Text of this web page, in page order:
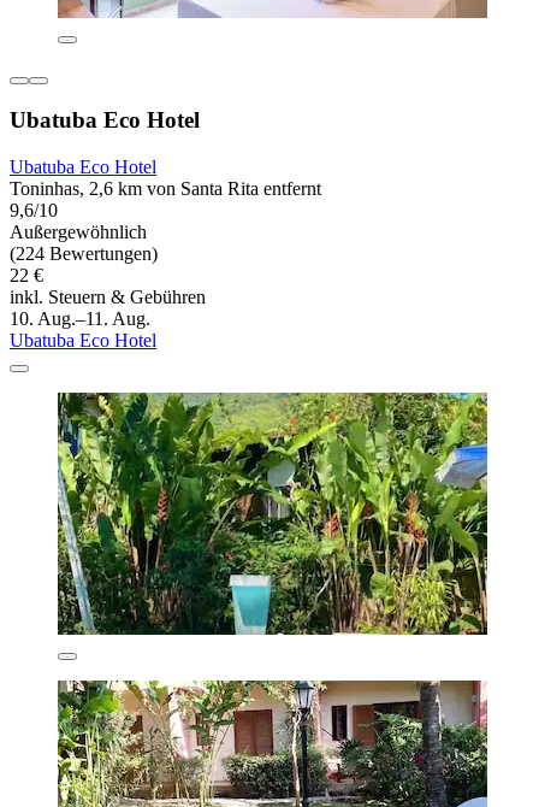
Ubatuba Eco Hotel
Ubatuba Eco Hotel
Toninhas, 2,6 km von Santa Rita entfernt
9,6/10
Außergewöhnlich
(224 Bewertungen)
22 €
inkl. Steuern & Gebühren
10. Aug.–11. Aug.
Ubatuba Eco Hotel